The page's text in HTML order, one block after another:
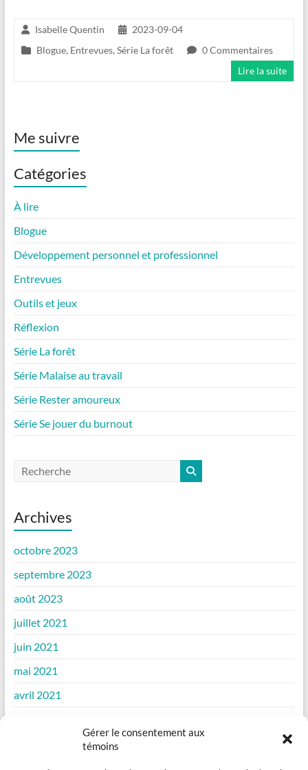
Gérer le consentement aux
témoins
Isabelle Quentin
2023-09-04
Blogue, Entrevues, Série La forêt
0 Commentaires
Lire la suite
Me suivre
Catégories
À lire
Blogue
Développement personnel et professionnel
Entrevues
Outils et jeux
Réflexion
Série La forêt
Série Malaise au travail
Série Rester amoureux
Série Se jouer du burnout
Archives
octobre 2023
septembre 2023
août 2023
juillet 2021
juin 2021
mai 2021
avril 2021
janvier 2021